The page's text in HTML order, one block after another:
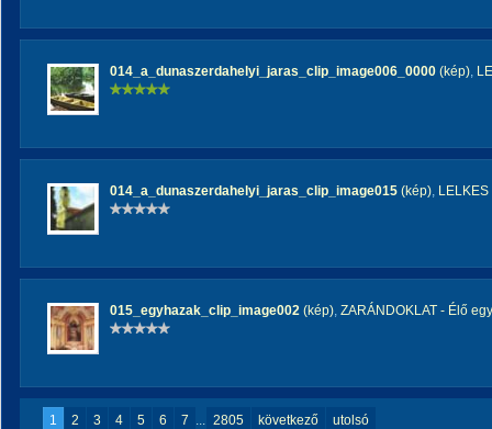
014_a_dunaszerdahelyi_jaras_clip_image006_0000 (kép),
014_a_dunaszerdahelyi_jaras_clip_image015 (kép),
015_egyhazak_clip_image002 (kép), ZARÁNDOKLAT - Élő
1 2 3 4 5 6 7 ... 2805 következő utolsó